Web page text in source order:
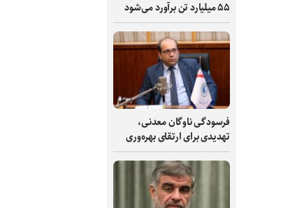
۵۵ میلیارد تن برآورد می‌شود
فرسودگی ناوگان معدنی،
تهدیدی برای ارتقای بهره‌وری